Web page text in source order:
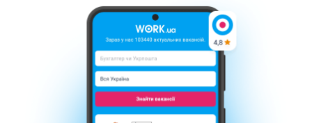
Контакти Про нас Кар’єра